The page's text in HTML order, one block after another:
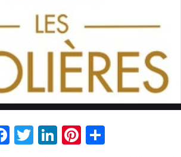
Facebook
Twitter
LinkedIn
Pinterest